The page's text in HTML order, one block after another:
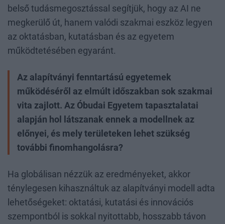
belső tudásmegosztással segítjük, hogy az AI ne
megkerülő út, hanem valódi szakmai eszköz legyen
az oktatásban, kutatásban és az egyetem
működtetésében egyaránt.
Az alapítványi fenntartású egyetemek
működéséről az elmúlt időszakban sok szakmai
vita zajlott. Az Óbudai Egyetem tapasztalatai
alapján hol látszanak ennek a modellnek az
előnyei, és mely területeken lehet szükség
további finomhangolásra?
Ha globálisan nézzük az eredményeket, akkor
ténylegesen kihasználtuk az alapítványi modell adta
lehetőségeket: oktatási, kutatási és innovációs
szempontból is sokkal nyitottabb, hosszabb távon